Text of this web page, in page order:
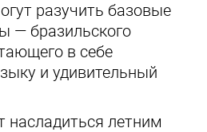
разучить базовые
— бразильского
в себе
и удивительный
насладиться летним